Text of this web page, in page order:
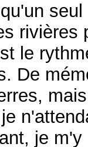
rivières
le
De
je